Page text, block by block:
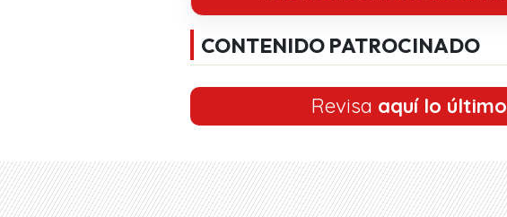
CONTENIDO PATROCINADO
Revisa aquí lo último